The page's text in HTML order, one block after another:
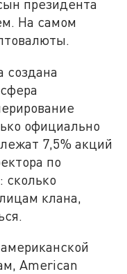
президента
На самом
создана
официально
7,5% акций
по
сколько
клана,
American